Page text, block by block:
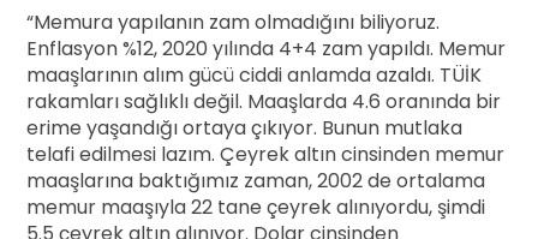
“Memura yapılanın zam olmadığını biliyoruz.
Enflasyon %12, 2020 yılında 4+4 zam yapıldı. Memur
maaşlarının alım gücü ciddi anlamda azaldı. TÜİK
rakamları sağlıklı değil. Maaşlarda 4.6 oranında bir
erime yaşandığı ortaya çıkıyor. Bunun mutlaka
telafi edilmesi lazım. Çeyrek altın cinsinden memur
maaşlarına baktığımız zaman, 2002 de ortalama
memur maaşıyla 22 tane çeyrek alınıyordu, şimdi